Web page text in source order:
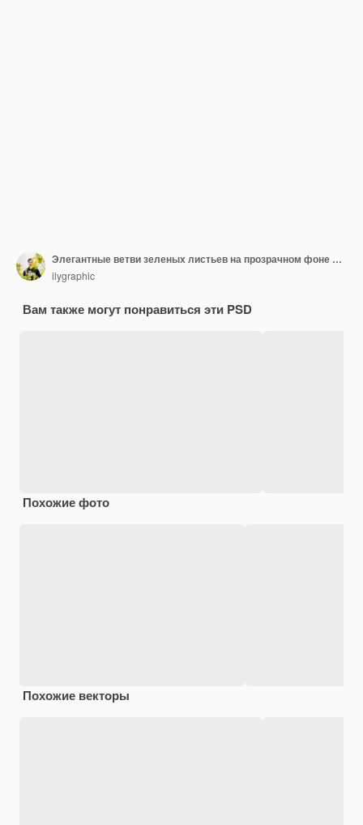
Элегантные ветви зеленых листьев на прозрачном фоне для вдохновленных природой дизайнов
ilygraphic
Вам также могут понравиться эти PSD
Похожие фото
Похожие векторы